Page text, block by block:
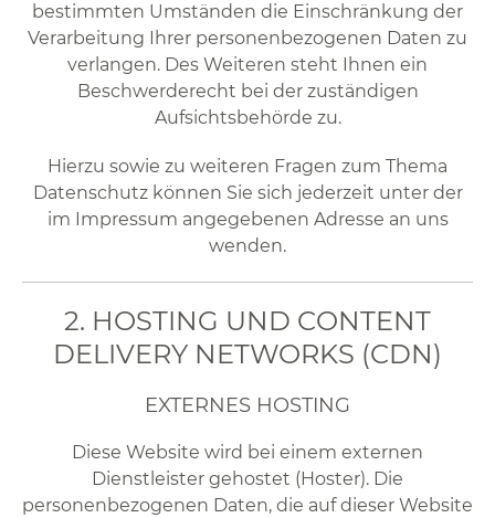
bestimmten Umständen die Einschränkung der
Verarbeitung Ihrer personenbezogenen Daten zu
verlangen. Des Weiteren steht Ihnen ein
Beschwerderecht bei der zuständigen
Aufsichtsbehörde zu.
Hierzu sowie zu weiteren Fragen zum Thema
Datenschutz können Sie sich jederzeit unter der
im Impressum angegebenen Adresse an uns
wenden.
2. HOSTING UND CONTENT
DELIVERY NETWORKS (CDN)
EXTERNES HOSTING
Diese Website wird bei einem externen
Dienstleister gehostet (Hoster). Die
personenbezogenen Daten, die auf dieser Website